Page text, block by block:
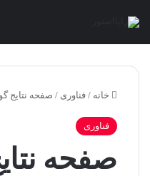
خانه / فناوری / صفحه نتایج
فناوری
صفحه